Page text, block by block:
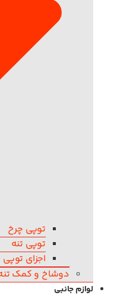
توپی چرخ
توپی تنه
اجزای توپی
دوشاخ و کمک تنه
لوازم جانبی